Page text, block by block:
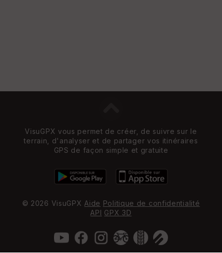
VisuGPX vous permet de créer, de suivre sur le
terrain, d'analyser et de partager vos itinéraires
GPS de façon simple et gratuite
© 2026 VisuGPX Aide Politique de confidentialité
API GPX 3D